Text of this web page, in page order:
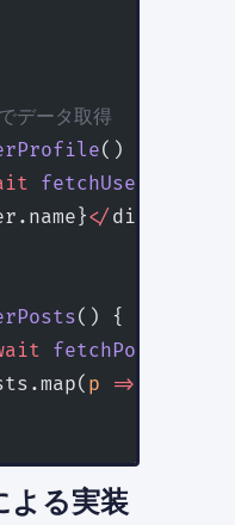
データ取得
() {
fetchUser
</ div
() {
fetchPosts
p =>
よる実装